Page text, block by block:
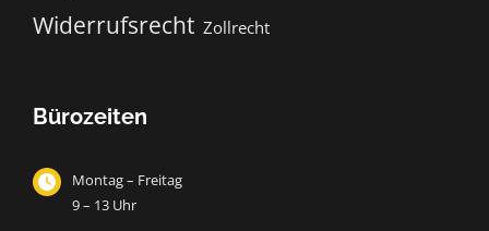
Widerrufsrecht Zollrecht
Bürozeiten
Montag – Freitag
9 – 13 Uhr